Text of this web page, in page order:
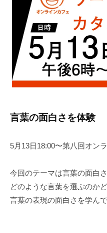
r
言葉の面白さを体験
5月13日18:00〜第八回オン
今回のテーマは言葉の面白さ
どのような言葉を選ぶのか
言葉の表現の面白さを学んで